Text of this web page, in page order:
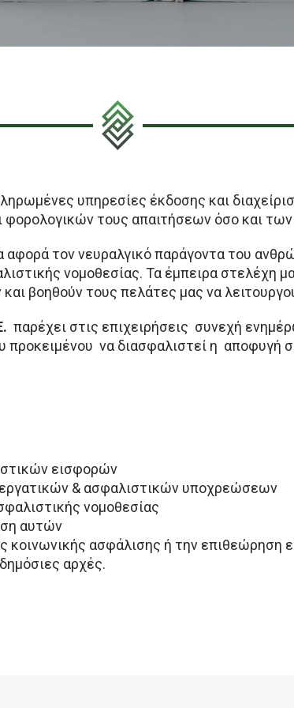
υπηρεσίες έκδοσης και
τους απαιτήσεων όσο και
αφορά τον νευραλγικό παράγοντα του
νομοθεσίας. Τα έμπειρα στελέχη
βοηθούν τους πελάτες μας να
παρέχει στις επιχειρήσεις συνεχή
προκειμένου να διασφαλιστεί η
εισφορών
& ασφαλιστικών υποχρεώσεων
νομοθεσίας
αυτών
ασφάλισης ή την επιθεώρηση
αρχές.